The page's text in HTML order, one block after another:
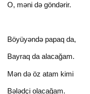
O, məni də göndərir.
Böyüyəndə papaq da,
Bayraq da alacağam.
Mən də öz atam kimi
Bələdçi olacağam.